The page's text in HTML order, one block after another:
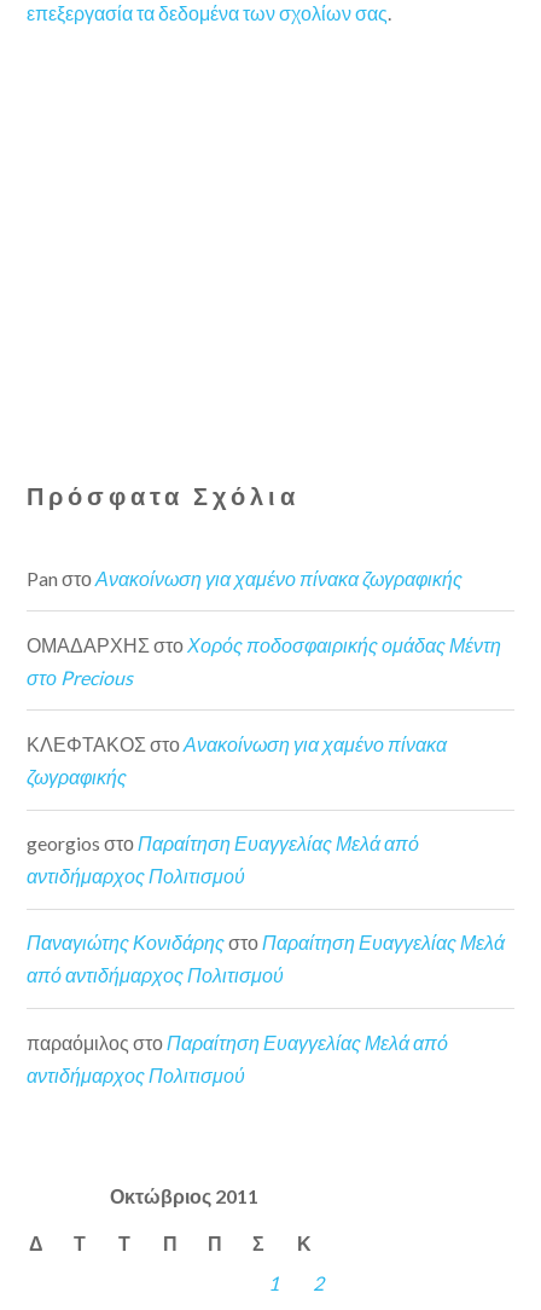
επεξεργασία τα δεδομένα των σχολίων σας
Πρόσφατα Σχόλια
Pan στοΑνακοίνωση για χαμένο πίνακα ζωγραφικής
ΟΜΑΔΑΡΧΗΣ στοΧορός ποδοσφαιρικής ομάδας Μέντη
στο Precious
ΚΛΕΦΤΑΚΟΣ στοΑνακοίνωση για χαμένο πίνακα
ζωγραφικής
georgios στοΠαραίτηση Ευαγγελίας Μελά από
αντιδήμαρχος Πολιτισμού
Παναγιώτης ΚονιδάρηςστοΠαραίτηση Ευαγγελίας Μελά
από αντιδήμαρχος Πολιτισμού
παραόμιλος στο Παραίτηση Ευαγγελίας Μελά από
αντιδήμαρχος Πολιτισμού
Οκτώβριος 2011
Δ Τ Τ Π Π Σ Κ
1
2